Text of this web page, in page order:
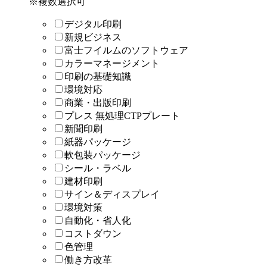
デジタル印刷
新規ビジネス
富士フイルムのソフトウェア
カラーマネージメント
印刷の基礎知識
環境対応
商業・出版印刷
プレス 無処理CTPプレート
新聞印刷
紙器パッケージ
軟包装パッケージ
シール・ラベル
建材印刷
サイン＆ディスプレイ
環境対策
自動化・省人化
コストダウン
色管理
働き方改革